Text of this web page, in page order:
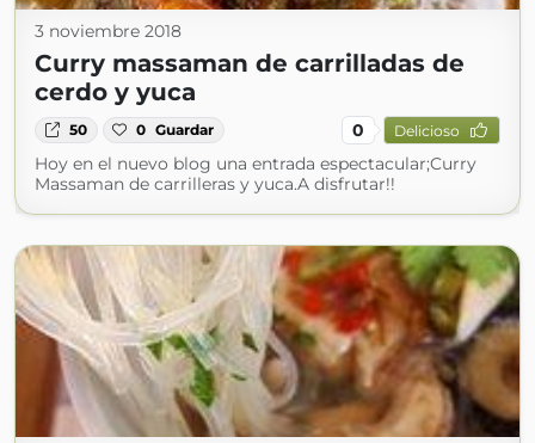
3 noviembre 2018
Curry massaman de carrilladas de
cerdo y yuca
50 0 Guardar 0 Delicioso
Hoy en el nuevo blog una entrada espectacular;Curry
Massaman de carrilleras y yuca.A disfrutar!!